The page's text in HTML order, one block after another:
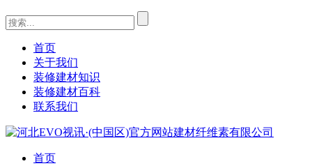
首页
关于我们
装修建材知识
装修建材百科
联系我们
首页